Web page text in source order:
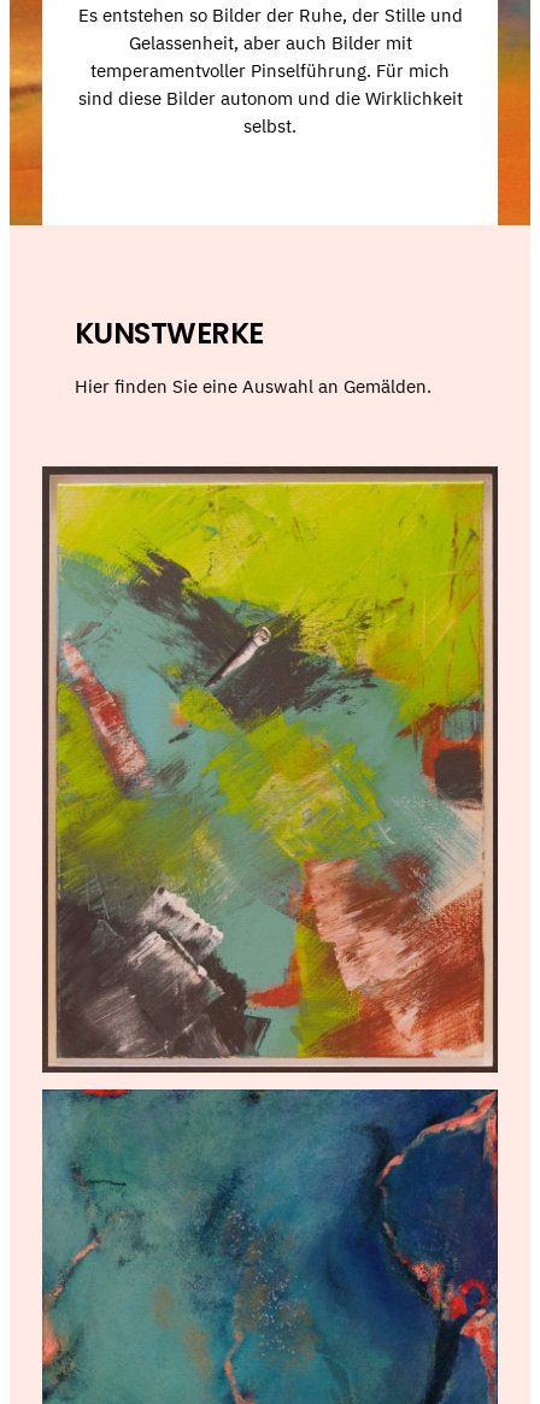
Es entstehen so Bilder der Ruhe, der Stille und
Gelassenheit, aber auch Bilder mit
temperamentvoller Pinselführung. Für mich
sind diese Bilder autonom und die Wirklichkeit
selbst.
KUNSTWERKE
Hier finden Sie eine Auswahl an Gemälden.